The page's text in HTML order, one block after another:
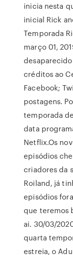
inicia nesta
inicial Rick
Temporada
março 01,
desaparecido
créditos ao
Facebook;
postagens.
temporada
data
Netflix.Os
episódios
criadores da
Roiland, já
episódios
que teremos
ai. 30/03/
quarta
estreia, o